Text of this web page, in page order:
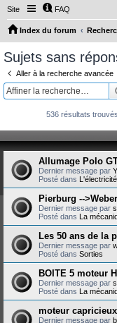
Site FAQ
Index du forum
Sujets sans
Aller à la recherche avancée
536 résultats trouvés
Allumage Polo
Dernier message par
Posté dans L'électricité
Pierburg -->Weber
Dernier message par
Posté dans La
Les 50 ans de la
Dernier message par
Posté dans Sorties
BOITE 5 moteur
Dernier message par
Posté dans La
moteur capricieux
Dernier message par